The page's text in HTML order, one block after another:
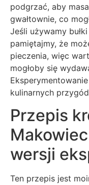
podgrzać, aby
gwałtownie, co
Jeśli używamy
pamiętajmy, że
pieczenia, więc
mogłoby się
kulinarnych
Przepis
wersji
Ten przepis jest